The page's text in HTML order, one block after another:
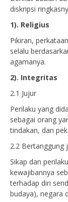
diskripsi
1). Religius
Pikiran,
selalu
agamanya.
2). Integritas
2.1 Jujur
Perilaku yang
sebagai orang
tindakan, dan
2.2 Bertanggung
Sikap dan
kewajibannya
terhadap diri
budaya), negara